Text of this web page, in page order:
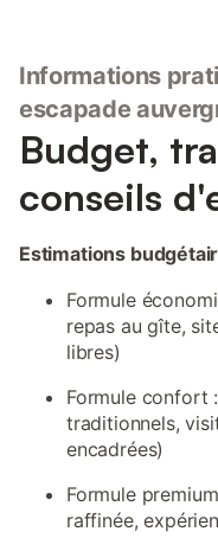
Informations
escapade
Budget,
conseils
Estimations
Formule
repas au gîte,
libres)
Formule confort
traditionnels,
encadrées)
Formule
raffinée,